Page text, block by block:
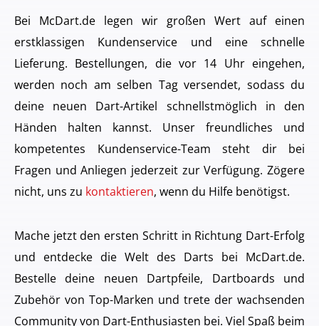
Bei McDart.de legen wir großen Wert auf einen
erstklassigen Kundenservice und eine schnelle
Lieferung. Bestellungen, die vor 14 Uhr eingehen,
werden noch am selben Tag versendet, sodass du
deine neuen Dart-Artikel schnellstmöglich in den
Händen halten kannst. Unser freundliches und
kompetentes Kundenservice-Team steht dir bei
Fragen und Anliegen jederzeit zur Verfügung. Zögere
nicht, uns zu kontaktieren, wenn du Hilfe benötigst.
Mache jetzt den ersten Schritt in Richtung Dart-Erfolg
und entdecke die Welt des Darts bei McDart.de.
Bestelle deine neuen Dartpfeile, Dartboards und
Zubehör von Top-Marken und trete der wachsenden
Community von Dart-Enthusiasten bei. Viel Spaß beim